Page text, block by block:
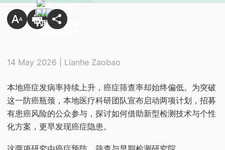
14 May 2026 | Lianhe Zaobao
本地癌症发病率持续上升，癌症筛查率却始终偏低。为突破
这一防癌瓶颈，本地医疗科研团队宣布启动两项计划，招募
有患癌风险的公众参与，探讨如何借助新型检测技术与个性
化方案，更早发现癌症隐患。